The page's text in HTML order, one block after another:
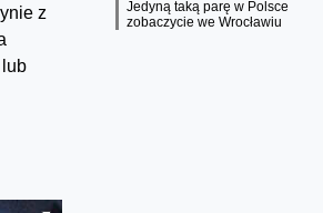
z
Jedyną taką parę w Polsce
zobaczycie we Wrocławiu